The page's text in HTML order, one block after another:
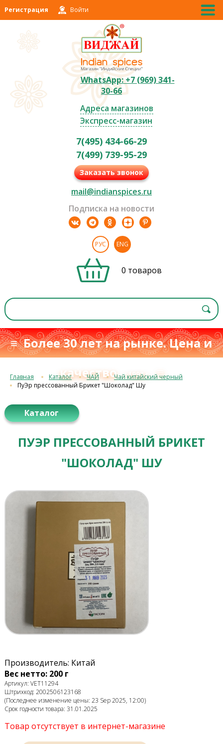
Регистрация Войти
WhatsApp: +7 (969) 341-
30-66
Адреса магазинов
Экспресс-магазин
7(495) 434-66-29
7(499) 739-95-29
Заказать звонок
mail@indianspices.ru
Подписка на новости
РУС ENG
0 товаров
≡ Более 30 лет на рынке. Цена и
качествос 1993 г.≡
Главная Каталог ЧАЙ
Чай китайский черный
ПуЭр прессованный Брикет "Шоколад" Шу
Каталог
ПУЭР ПРЕССОВАННЫЙ БРИКЕТ
"ШОКОЛАД" ШУ
Производитель: Китай
Вес нетто: 200 г
Артикул: VET11294
Штрихкод: 2002506123168
(Последнее изменение цены: 23 Sep 2025, 12:00)
Срок годности товара: 31.01.2025
Товар отсутствует в интернет-магазине